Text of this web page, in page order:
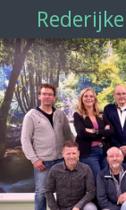
direct
naar
de
hoofdinhoud